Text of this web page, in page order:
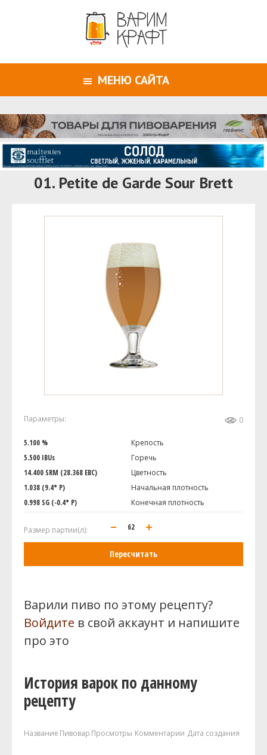
МЕНЮ САЙТА
01. Petite de Garde Sour Brett
Параметры: 0
5.100 %
Крепость
5.500 IBUs
Горечь
14.400 SRM (28.368 EBC)
Цветность
1.038 (9.4° P)
Начальная плотность
0.998 SG (-0.4° P)
Конечная плотность
Размер партии(л):
Пересчитать
Варили пиво по этому рецепту?
Войдите в свой аккаунт и напишите
про это
История варок по данному
рецепту
Название Пивовар Просмотры Комментарии Дата создания